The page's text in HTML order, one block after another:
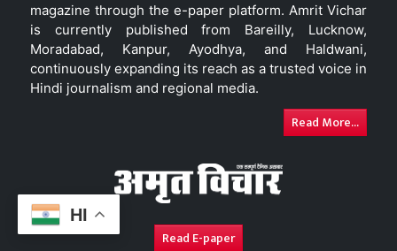
HI
magazine through the e-paper platform. Amrit Vichar
is currently published from Bareilly, Lucknow,
Moradabad, Kanpur, Ayodhya, and Haldwani,
continuously expanding its reach as a trusted voice in
Hindi journalism and regional media.
Read More...
Read E-paper